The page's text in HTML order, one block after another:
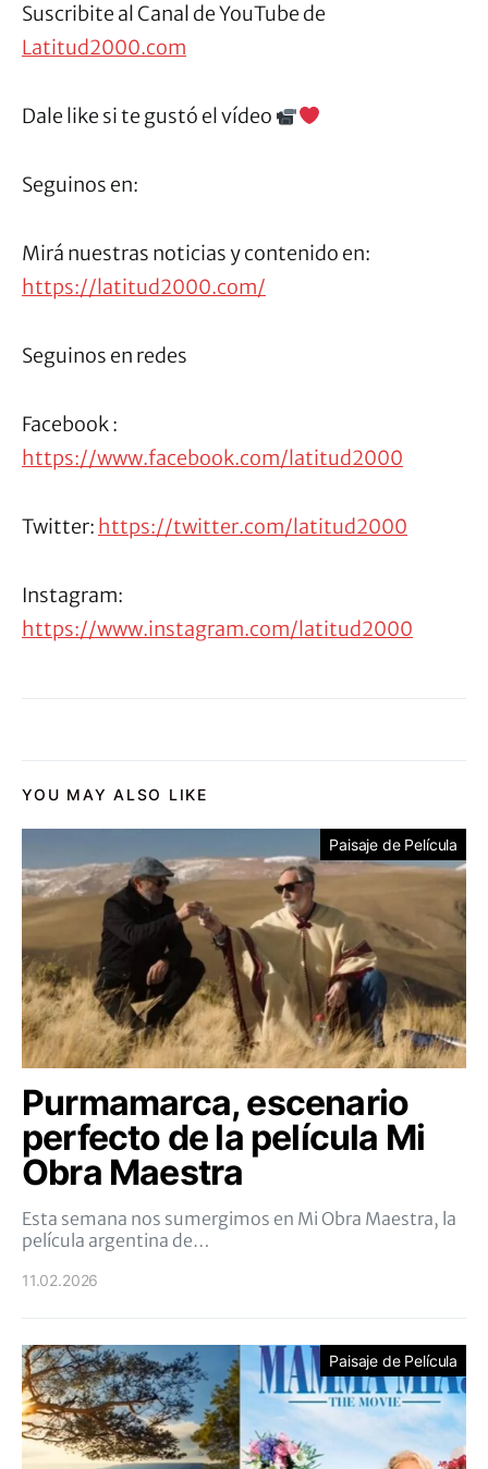
Suscribite al Canal de YouTube de
Latitud2000.com
Dale like si te gustó el vídeo
Seguinos en:
Mirá nuestras noticias y contenido en:
https://latitud2000.com/
Seguinos en redes
Facebook :
https://www.facebook.com/latitud2000
Twitter: https://twitter.com/latitud2000
Instagram:
https://www.instagram.com/latitud2000
YOU MAY ALSO LIKE
Paisaje de Película
Purmamarca, escenario
perfecto de la película Mi
Obra Maestra
Esta semana nos sumergimos en Mi Obra Maestra, la
película argentina de…
11.02.2026
Paisaje de Película